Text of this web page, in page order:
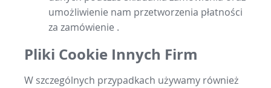
umożliwienie nam przetworzenia płatności
za zamówienie .
Pliki Cookie Innych Firm
W szczególnych przypadkach używamy również